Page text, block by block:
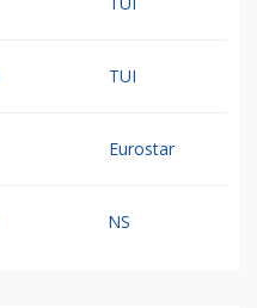
TUI
Eurostar
NS